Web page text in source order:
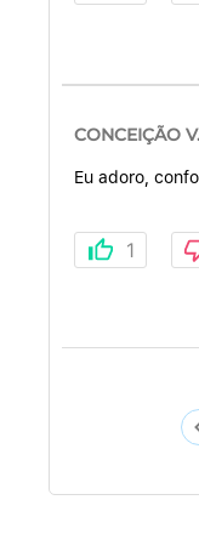
CONCEIÇÃO V.
Eu adoro,
1